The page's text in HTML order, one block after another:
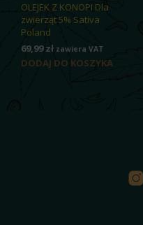
OLEJEK Z KONOPI Dla
zwierząt 5% Sativa
Poland
69,99zł zawiera VAT
DODAJ DO KOSZYKA